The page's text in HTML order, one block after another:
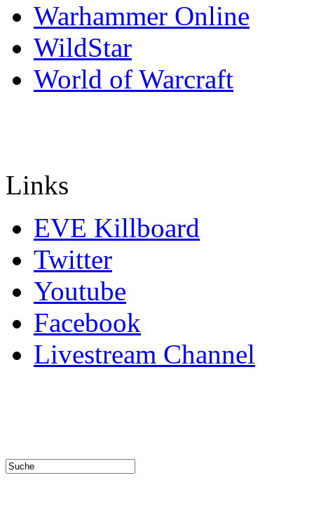
Warhammer Online
WildStar
World of Warcraft
Links
EVE Killboard
Twitter
Youtube
Facebook
Livestream Channel